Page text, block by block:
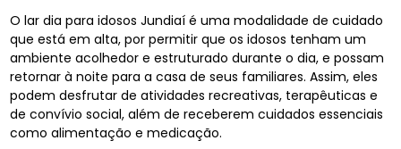
O lar dia para idosos Jundiaí é uma modalidade de cuidado
que está em alta, por permitir que os idosos tenham um
ambiente acolhedor e estruturado durante o dia, e possam
retornar à noite para a casa de seus familiares. Assim, eles
podem desfrutar de atividades recreativas, terapêuticas e
de convívio social, além de receberem cuidados essenciais
como alimentação e medicação.